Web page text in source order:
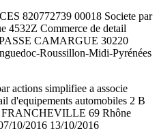
820772739 00018 Societe par
4532Z Commerce de detail
CAMARGUE 30220
Roussillon-Midi-Pyrénées
actions simplifiee a associe
d'equipements automobiles 2 B
69 Rhône
10/2016 13/10/2016